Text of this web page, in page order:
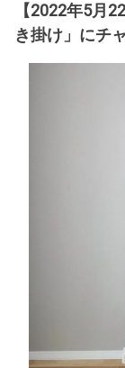
【2022年5月
き掛け」にチ